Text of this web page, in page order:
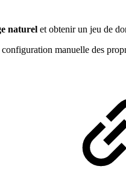
naturel et obtenir un jeu de
manuelle des